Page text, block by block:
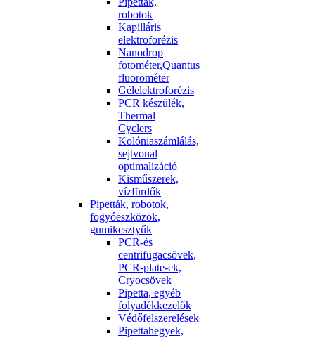
robotok
Kapilláris
elektroforézis
Nanodrop
fotométer,Quantus
fluorométer
Gélelektroforézis
PCR készülék,
Thermal
Cyclers
Kolóniaszámlálás,
sejtvonal
optimalizáció
Kisműszerek,
vízfürdők
Pipetták, robotok,
fogyóeszközök,
gumikesztyűk
PCR-és
centrifugacsövek,
PCR-plate-ek,
Cryocsövek
Pipetta, egyéb
folyadékkezelők
Védőfelszerelések
Pipettahegyek,